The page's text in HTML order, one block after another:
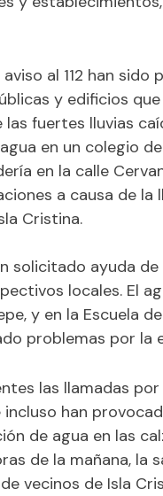
al 112 han sido
y edificios
fuertes lluvias
en un colegio
en la calle
a causa de la
Cristina.
solicitado ayuda
locales. El
y en la Escuela
problemas por la
las llamadas
incluso han
de agua en las
de la mañana, la
vecinos de Isla